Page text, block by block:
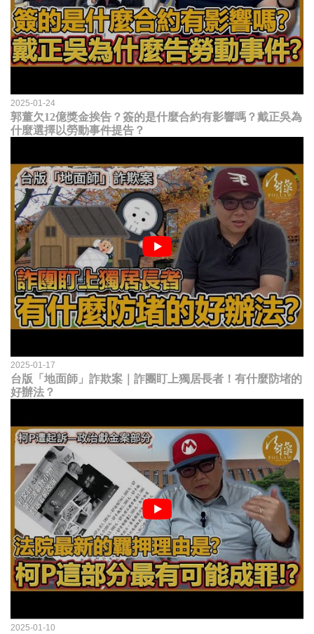
2025-01-24
郭董欠12億獎金挨告？簽的是什麼合約有影響嗎？戴正吳為
什麼選擇以勞動事件提告？
2025-01-17
台版「地面師」詐欺案｜詐團盯上獨居長者！有什麼防堵的
好辦法？
2025-01-10